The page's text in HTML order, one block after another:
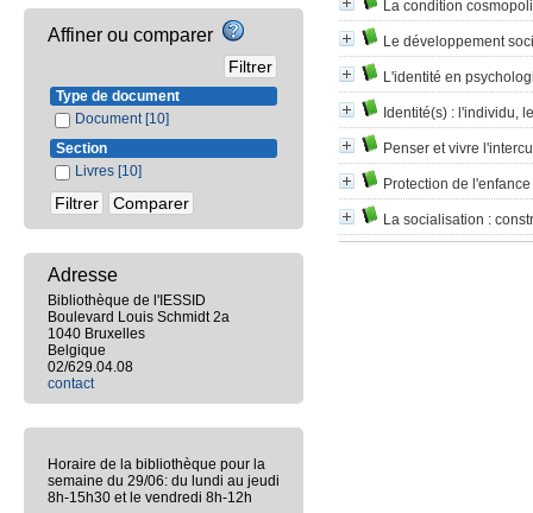
La condition
Le développement
L'identité en
Identité(s) : l'individu,
Penser et vivre
Protection de
La socialisation :
Affiner ou comparer
Type de document
Document [10]
Section
Livres [10]
Adresse
Bibliothèque de l'IESSID
Boulevard Louis Schmidt 2a
1040 Bruxelles
Belgique
02/629.04.08
contact
Horaire de la bibliothèque pour la
semaine du 29/06: du lundi au jeudi
8h-15h30 et le vendredi 8h-12h